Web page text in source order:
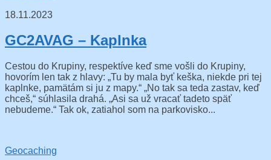
18.11.2023
GC2AVAG – Kaplnka
Cestou do Krupiny, respektíve keď sme vošli do Krupiny,
hovorím len tak z hlavy: „Tu by mala byť keška, niekde pri tej
kaplnke, pamätám si ju z mapy.“ „No tak sa teda zastav, keď
chceš,“ súhlasila drahá. „Asi sa už vracať tadeto späť
nebudeme.“ Tak ok, zatiahol som na parkovisko...
Geocaching